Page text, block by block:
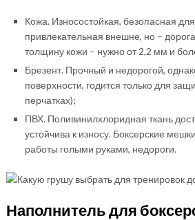
Кожа. Износостойкая, безопасная
привлекательная внешне, но –
толщину кожи – нужно от 2,2 мм и
Брезент. Прочный и недорогой,
поверхности, годится только для
перчатках);
ПВХ. Поливинилхлоридная ткань
устойчива к износу. Боксерские
работы голыми руками, недороги.
Наполнитель для